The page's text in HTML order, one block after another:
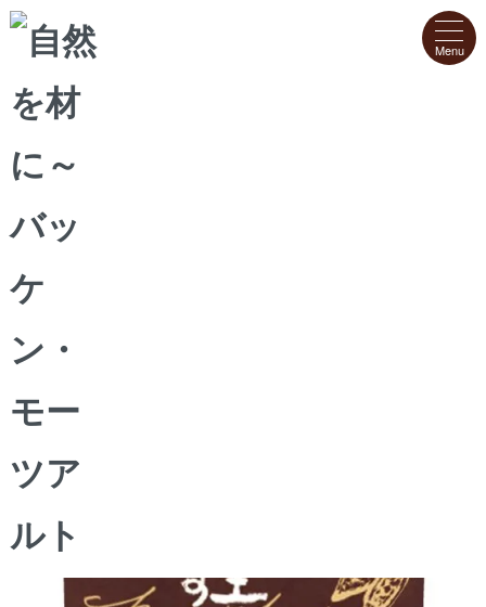
ホーム >
からす麦の焼きたてクッキー（チョコレ
ハーフ缶